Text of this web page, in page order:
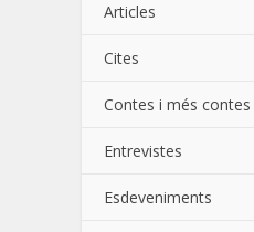
Articles
Cites
Contes i més contes
Entrevistes
Esdeveniments